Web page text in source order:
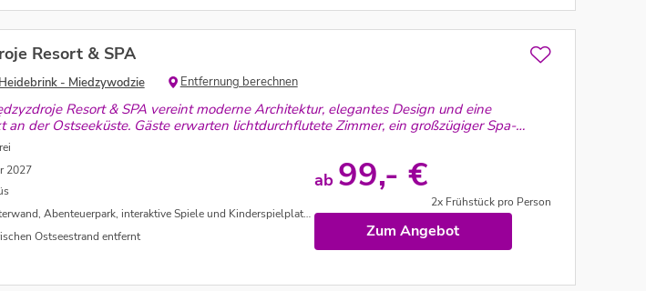
Resort & SPA
Heidebrink - Miedzywodzie Entfernung berechnen
Resort & SPA vereint moderne Architektur, elegantes Design und eine
an der Ostseeküste. Gäste erwarten lichtdurchflutete Zimmer, ein großzügiger Spa-
Freizeitmöglichkeiten.
2027
Abenteuerpark, interaktive Spiele und Kinderspielplatz im Freien
Ostseestrand entfernt
ab 99,- €
2x Frühstück pro Person
Zum Angebot